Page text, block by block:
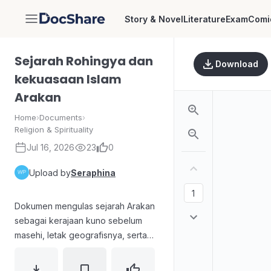
DocShare Story & NovelLiteratureExam
Sejarah Rohingya dan
kekuasaan Islam
Arakan
Home›Documents›
Religion & Spirituality
Jul 16, 2026 23 0
Upload bySeraphina
Dokumen mengulas sejarah Arakan
sebagai kerajaan kuno sebelum
masehi, letak geografisnya, serta
dan Persia yang berperan dalam
Download